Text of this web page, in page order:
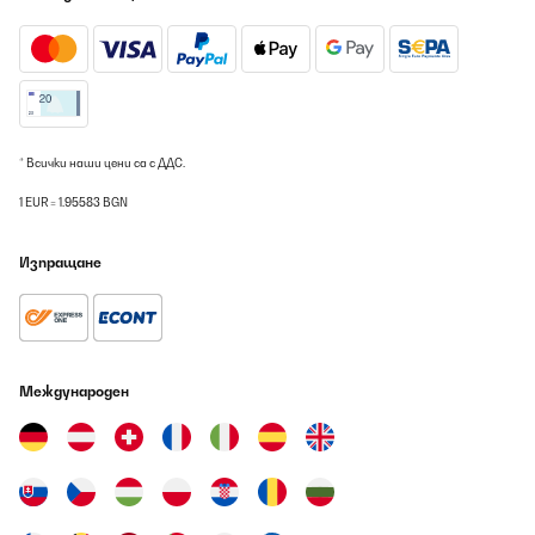
ПОТВЪРДЕН ПРЕГЛЕД
08/08/2026
Abbiamo acquistato questo quadro elettrico quasi un anno fa, ci
esteticamente é anche molto utile.É un quadro a infrarossi,
ovviamente non riesce a riscaldare una grande stanza, ma una
piacevole.Riscalda soprattutto la parte dove viene appoggiato e
Превод
Alles perfekt.
Amazon-Benutzer
* Всички наши цени са с ДДС.
1 EUR = 1.95583 BGN
Изпращане
Международен